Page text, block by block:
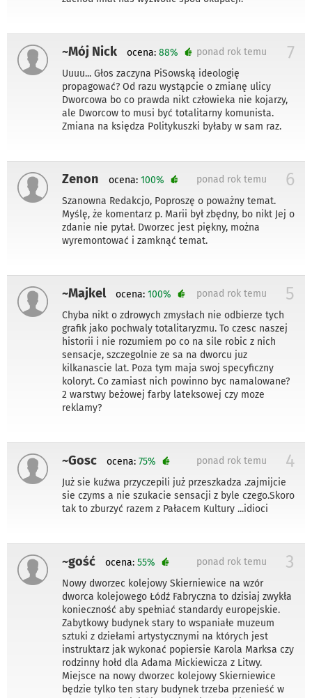
~Mój Nick 7
ponad rok temu
ocena: 88%
Uuuu... Głos zaczyna PiSowską ideologię
propagować? Od razu wystąpcie o zmianę ulicy
Dworcowa bo co prawda nikt człowieka nie kojarzy,
ale Dworcow to musi być totalitarny komunista.
Zmiana na księdza Politykuszki byłaby w sam raz.
Zenon 6
ponad rok temu
ocena: 100%
Szanowna Redakcjo, Poproszę o poważny temat.
Myślę, że komentarz p. Marii był zbędny, bo nikt Jej o
zdanie nie pytał. Dworzec jest piękny, można
wyremontować i zamknąć temat.
~Majkel 5
ponad rok temu
ocena: 100%
Chyba nikt o zdrowych zmysłach nie odbierze tych
grafik jako pochwaly totalitaryzmu. To czesc naszej
historii i nie rozumiem po co na sile robic z nich
sensacje, szczegolnie ze sa na dworcu juz
kilkanascie lat. Poza tym maja swoj specyficzny
koloryt. Co zamiast nich powinno byc namalowane?
2 warstwy beżowej farby lateksowej czy moze
reklamy?
~Gosc 4
ponad rok temu
ocena: 75%
Już sie kuźwa przyczepili już przeszkadza .zajmijcie
sie czyms a nie szukacie sensacji z byle czego.Skoro
tak to zburzyć razem z Pałacem Kultury ...idioci
~gość 3
ponad rok temu
ocena: 55%
Nowy dworzec kolejowy Skierniewice na wzór
dworca kolejowego Łódź Fabryczna to dzisiaj zwykła
konieczność aby spełniać standardy europejskie.
Zabytkowy budynek stary to wspaniałe muzeum
sztuki z dziełami artystycznymi na których jest
instruktarz jak wykonać popiersie Karola Marksa czy
rodzinny hołd dla Adama Mickiewicza z Litwy.
Miejsce na nowy dworzec kolejowy Skierniewice
będzie tylko ten stary budynek trzeba przenieść w